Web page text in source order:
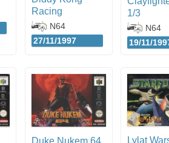
Racing
N64
27/11/1997
1/3
N64
19/11/
Duke Nukem 64
Lylat